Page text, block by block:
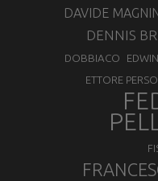
DAVIDE
DENNIS
DOBBIACO
ETTORE